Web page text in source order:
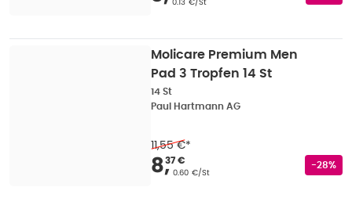
Molicare Premium Men
Pad 3 Tropfen 14 St
14 St
Paul Hartmann AG
11,55 €*
Verkaufspreis 8,37
8,
37 €
Grundpreis
0.60 €/St
-28%